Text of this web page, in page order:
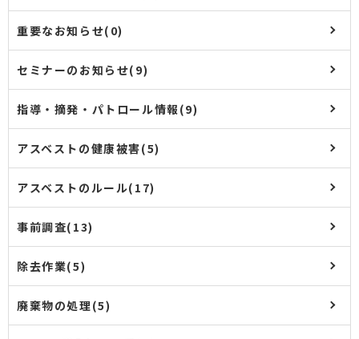
重要なお知らせ(0)
セミナーのお知らせ(9)
指導・摘発・パトロール情報(9)
アスベストの健康被害(5)
アスベストのルール(17)
事前調査(13)
除去作業(5)
廃棄物の処理(5)